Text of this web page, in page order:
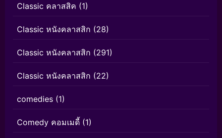
Classic คลาสสิค (1)
Classic หนังคลาสสิก (28)
Classic หนังคลาสสิก (291)
Classic หนังคลาสสิก (22)
comedies (1)
Comedy คอมเมดี้ (1)